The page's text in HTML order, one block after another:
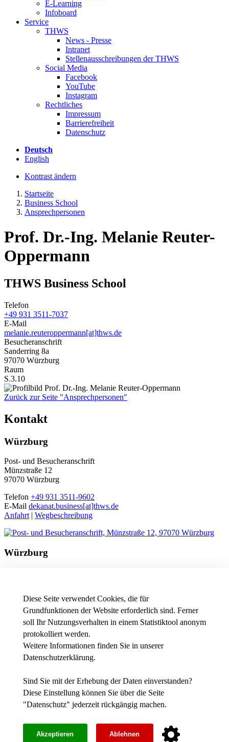
Diese Seite verwendet Cookies, die für
Grundfunktionen der Website erforderlich sind. Ferner
soll Ihr Nutzungsverhalten in einem Statistiktool anonym
protokolliert werden.
Weitere Informationen finden Sie in unserer
Datenschutzerklärung.
Sind Sie mit der Erhebung der Daten einverstanden?
Diese Einstellung können Sie über die Seite
"Datenschutz" jederzeit rückgängig machen.
Akzeptieren Ablehnen
E-Learning
Infoboard
Service
THWS
News - Presse
Intranet
Stellenausschreibungen der THWS
Social Media
Facebook
YouTube
Instagram
Rechtliches
Impressum
Barrierefreiheit
Datenschutz
Deutsch
English
Kontrast ändern
Startseite
Business School
Ansprechpersonen
Prof. Dr.-Ing. Melanie Reuter-
Oppermann
THWS Business School
Telefon
+49 931 3511-7037
E-Mail
melanie.reuteroppermann[at]thws.de
Besucheranschrift
Sanderring 8a
97070 Würzburg
Raum
S.3.10
Zurück zur Seite "Ansprechpersonen"
Kontakt
Würzburg
Post- und Besucheranschrift
Münzstraße 12
97070 Würzburg
Telefon +49 931 3511-9602
E-Mail dekanat.business[at]thws.de
Anfahrt | Wegbeschreibung
Würzburg
Telefon+49 931 3511-9602
dekanat.business[at]thws.de
Anfahrt| Wegbeschreibung
News - Presse
Stellenausschreibungen der THWS
Facebook
YouTube
Impressum